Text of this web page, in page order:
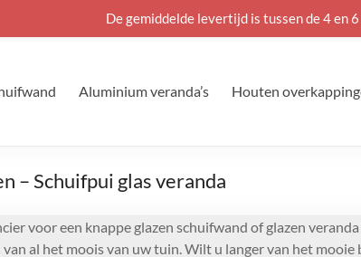
Aluminium veranda’s Houten
– Schuifpui glas veranda
voor een knappe glazen schuifwand of glazen
al het moois van uw tuin. Wilt u langer van het
De gemiddelde levertijd is tussen de 4 en